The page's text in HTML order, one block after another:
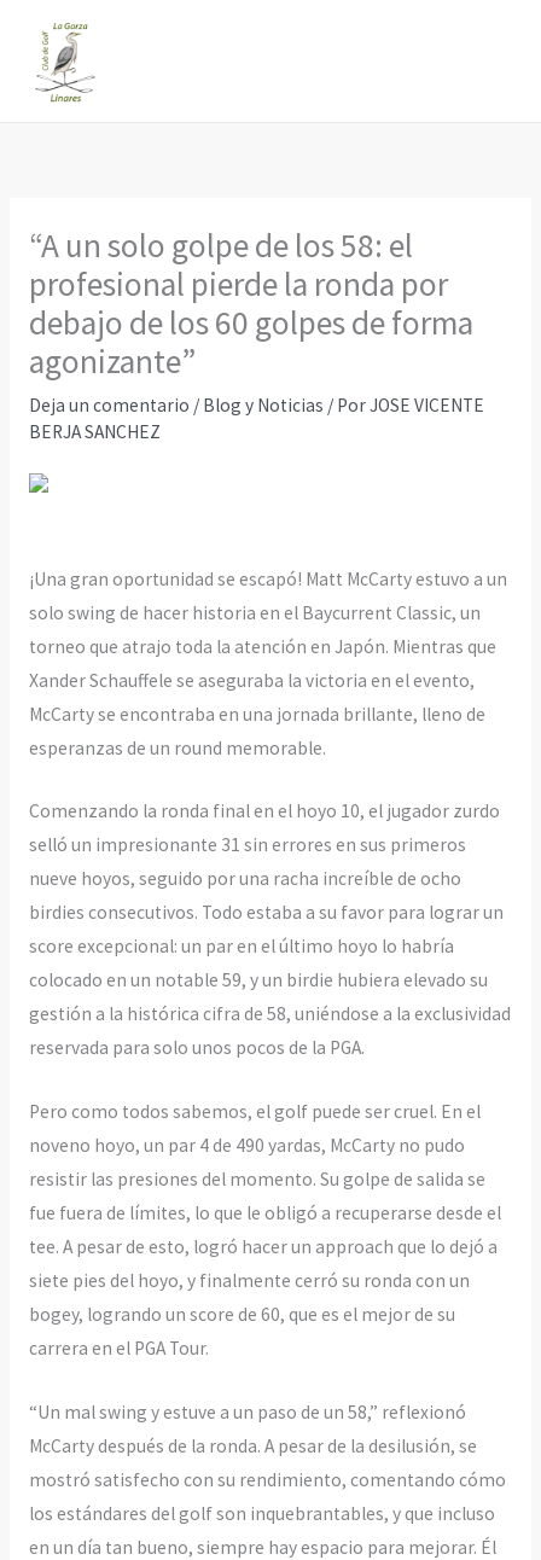
contenido
“A un solo golpe de los 58: el
profesional pierde la ronda por
debajo de los 60 golpes de forma
agonizante”
Deja un comentario / Blog y Noticias / PorJOSE VICENTE
BERJA SANCHEZ
¡Una gran oportunidad se escapó! Matt McCarty estuvo a un
solo swing de hacer historia en el Baycurrent Classic, un
torneo que atrajo toda la atención en Japón. Mientras que
Xander Schauffele se aseguraba la victoria en el evento,
McCarty se encontraba en una jornada brillante, lleno de
esperanzas de un round memorable.
Comenzando la ronda final en el hoyo 10, el jugador zurdo
selló un impresionante 31 sin errores en sus primeros
nueve hoyos, seguido por una racha increíble de ocho
birdies consecutivos. Todo estaba a su favor para lograr un
score excepcional: un par en el último hoyo lo habría
colocado en un notable 59, y un birdie hubiera elevado su
gestión a la histórica cifra de 58, uniéndose a la exclusividad
reservada para solo unos pocos de la PGA.
Pero como todos sabemos, el golf puede ser cruel. En el
noveno hoyo, un par 4 de 490 yardas, McCarty no pudo
resistir las presiones del momento. Su golpe de salida se
fue fuera de límites, lo que le obligó a recuperarse desde el
tee. A pesar de esto, logró hacer un approach que lo dejó a
siete pies del hoyo, y finalmente cerró su ronda con un
bogey, logrando un score de 60, que es el mejor de su
carrera en el PGA Tour.
“Un mal swing y estuve a un paso de un 58,” reflexionó
McCarty después de la ronda. A pesar de la desilusión, se
mostró satisfecho con su rendimiento, comentando cómo
los estándares del golf son inquebrantables, y que incluso
en un día tan bueno, siempre hay espacio para mejorar. Él